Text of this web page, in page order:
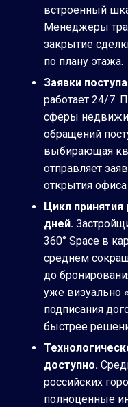
встроенный
Менеджеры
закрытие
по плану этажа.
Заявки
работает 24/7.
сферы
обращений
выбирающая
отправляет
открытия
Цикл
дней.
360° Space в
среднем
до
уже визуально
подписания
быстрее
доступно.
российских
полноценные